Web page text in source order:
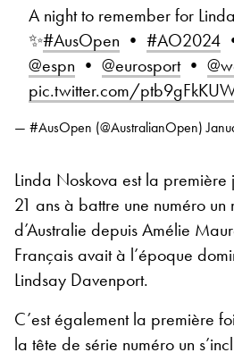
A night to remember for
✨#AusOpen • #AO2024
@espn • @eurosport•
pic.twitter.com/
— #AusOpen (@AustralianOpen)
Linda Noskova est la première
21 ans à battre une numéro
d’Australie depuis Amélie
Français avait à l’époque
Lindsay Davenport.
C’est également la première
la tête de série numéro un